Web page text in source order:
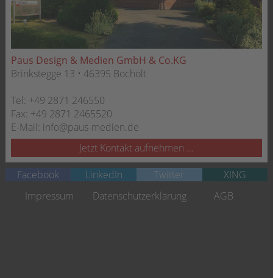
Paus Design & Medien GmbH & Co.KG
Brinkstegge 13 • 46395 Bocholt
Tel: +49 2871 246550
Fax: +49 2871 2465520
E-Mail: info@paus-medien.de
Jetzt Kontakt aufnehmen ...
Facebook
LinkedIn Twitter
XING
Navigation
überspringen
Impressum Datenschutzerklärung AGB